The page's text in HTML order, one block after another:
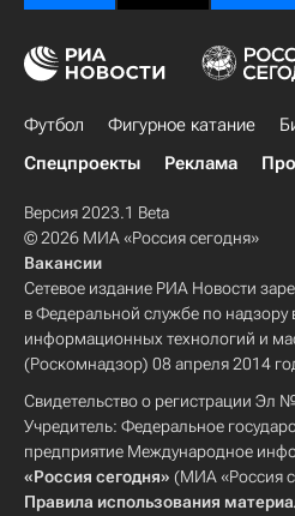
Футбол Фигурное катание
Спецпроекты
Реклама
Версия 2023.1 Beta
© 2026 МИА «Россия сегодня»
Вакансии
Сетевое издание РИА Новости
в Федеральной службе по надзору
информационных технологий и
(Роскомнадзор) 08 апреля 2014
Свидетельство о регистрации
Учредитель: Федеральное
предприятие Международное
«Россия сегодня» (МИА «Россия
Правила использования